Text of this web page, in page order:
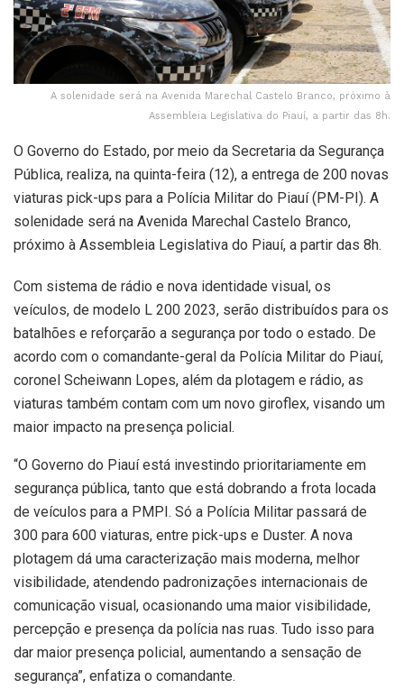
A solenidade será na Avenida Marechal Castelo Branco, próximo à
Assembleia Legislativa do Piauí, a partir das 8h.
O Governo do Estado, por meio da Secretaria da Segurança
Pública, realiza, na quinta-feira (12), a entrega de 200 novas
viaturas pick-ups para a Polícia Militar do Piauí (PM-PI). A
solenidade será na Avenida Marechal Castelo Branco,
próximo à Assembleia Legislativa do Piauí, a partir das 8h.
Com sistema de rádio e nova identidade visual, os
veículos, de modelo L 200 2023, serão distribuídos para os
batalhões e reforçarão a segurança por todo o estado. De
acordo com o comandante-geral da Polícia Militar do Piauí,
coronel Scheiwann Lopes, além da plotagem e rádio, as
viaturas também contam com um novo giroflex, visando um
maior impacto na presença policial.
“O Governo do Piauí está investindo prioritariamente em
segurança pública, tanto que está dobrando a frota locada
de veículos para a PMPI. Só a Polícia Militar passará de
300 para 600 viaturas, entre pick-ups e Duster. A nova
plotagem dá uma caracterização mais moderna, melhor
visibilidade, atendendo padronizações internacionais de
comunicação visual, ocasionando uma maior visibilidade,
percepção e presença da polícia nas ruas. Tudo isso para
dar maior presença policial, aumentando a sensação de
segurança”, enfatiza o comandante.